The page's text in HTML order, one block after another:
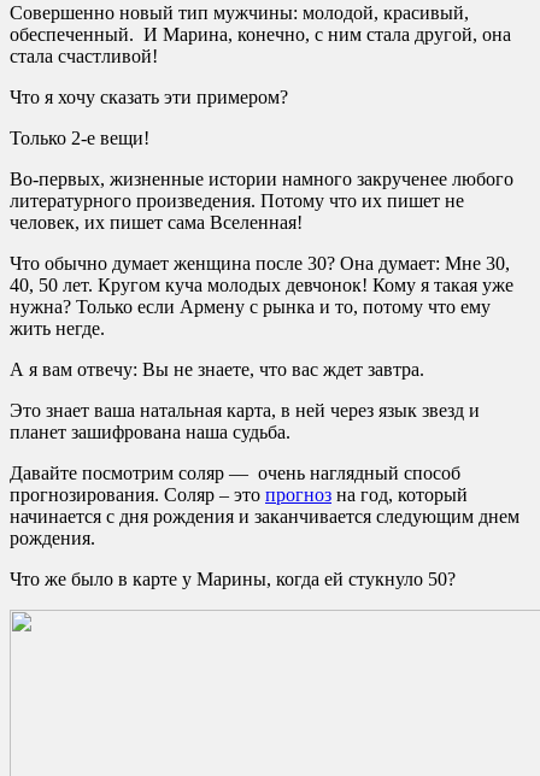
Совершенно новый тип мужчины: молодой, красивый,
обеспеченный. И Марина, конечно, с ним стала другой, она
стала счастливой!
Что я хочу сказать эти примером?
Только 2-е вещи!
Во-первых, жизненные истории намного закрученее любого
литературного произведения. Потому что их пишет не
человек, их пишет сама Вселенная!
Что обычно думает женщина после 30? Она думает: Мне 30,
40, 50 лет. Кругом куча молодых девчонок! Кому я такая уже
нужна? Только если Армену с рынка и то, потому что ему
жить негде.
А я вам отвечу: Вы не знаете, что вас ждет завтра.
Это знает ваша натальная карта, в ней через язык звезд и
планет зашифрована наша судьба.
Давайте посмотрим соляр — очень наглядный способ
прогнозирования. Соляр – это прогноз на год, который
начинается с дня рождения и заканчивается следующим днем
рождения.
Что же было в карте у Марины, когда ей стукнуло 50?